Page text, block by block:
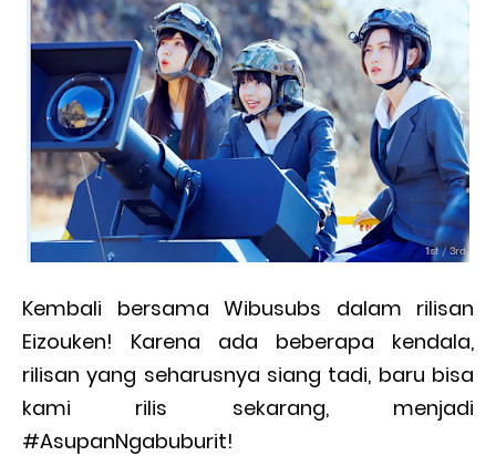
Kembali bersama Wibusubs dalam rilisan
Eizouken! Karena ada beberapa kendala,
rilisan yang seharusnya siang tadi, baru bisa
kami rilis sekarang, menjadi
#AsupanNgabuburit!